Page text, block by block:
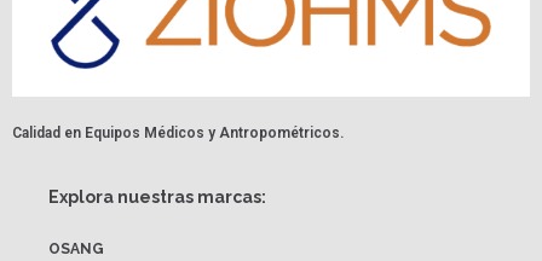
Calidad en Equipos Médicos y Antropométricos.
Explora nuestras marcas:
OSANG